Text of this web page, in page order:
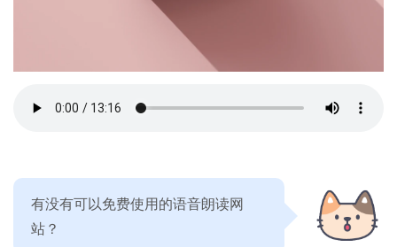
有没有可以免费使用的语音朗读网
站？